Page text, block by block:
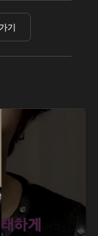
기